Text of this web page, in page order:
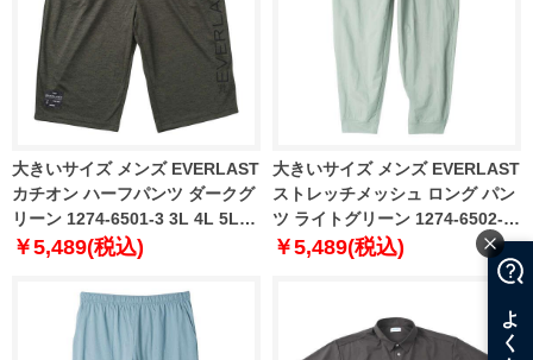
大きいサイズ メンズ EVERLAST
カチオン ハーフパンツ ダークグ
リーン 1274-6501-3 3L 4L 5L
6L
￥5,489(税込)
大きいサイズ メンズ EVERLAST
ストレッチメッシュ ロング パン
ツ ライトグリーン 1274-6502-3
3L 4L 5L 6L
￥5,489(税込)